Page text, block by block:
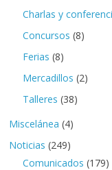
Charlas y
Concursos (8)
Ferias (8)
Mercadillos (2)
Talleres (38)
Miscelánea (4)
Noticias (249)
Comunicados (179)